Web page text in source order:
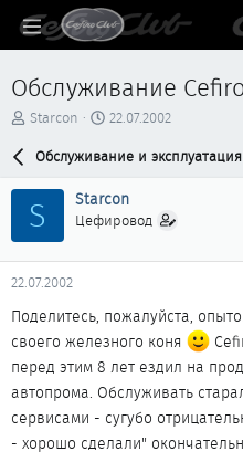
Обслуживание
А
р
т
м
ы
Starcon
Д
т
н
а
ч
а
22.07.2002
Обслуживание и эксплуатация
S Starcon
Цефировод
22.07.2002
Поделитесь, пожалуйста,
своего железного коня
перед этим 8 лет ездил на
автопрома. Обслуживать
сервисами - сугубо
- хорошо сделали"